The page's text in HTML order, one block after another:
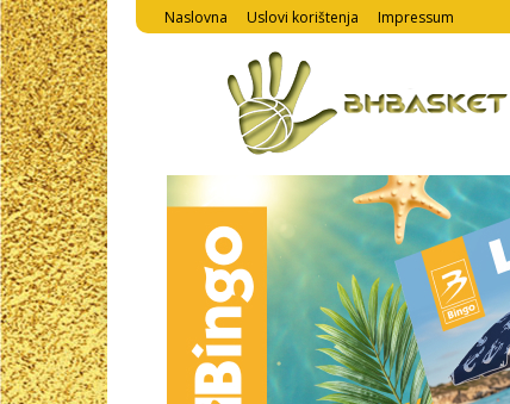
Naslovna Uslovi korištenja Impressum